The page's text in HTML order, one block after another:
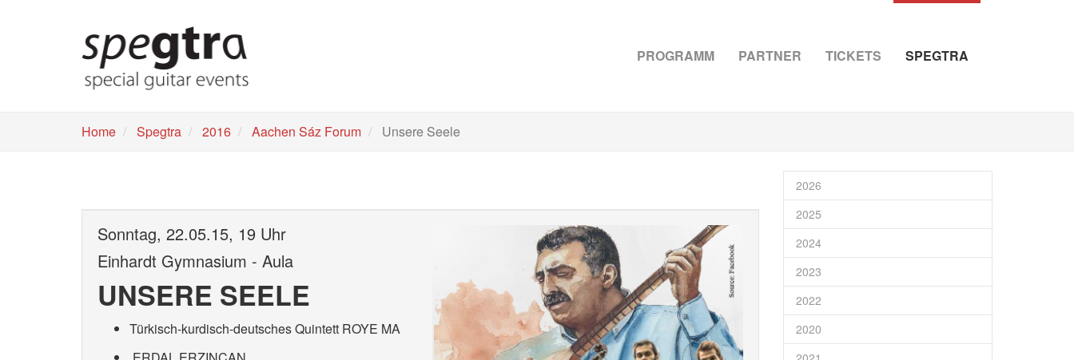
PROGRAMM PARTNER TICKETS SPEGTRA
Home Spegtra 2016 Aachen Sáz Forum Unsere Seele
Sonntag, 22.05.15, 19 Uhr
Einhardt Gymnasium - Aula
UNSERE SEELE
Türkisch-kurdisch-deutsches Quintett ROYE MA
2026
2025
2024
2023
2022
2020